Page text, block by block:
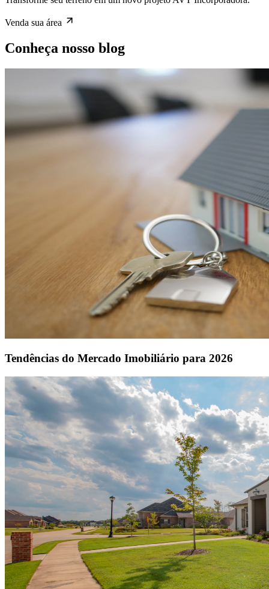
Venda sua área
Conheça nosso blog
Tendências do Mercado Imobiliário para 2026